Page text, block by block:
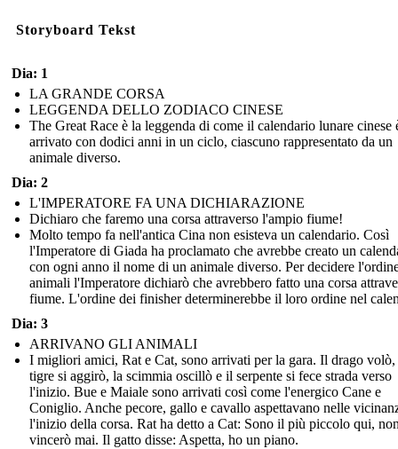
Storyboard Tekst
Dia: 1
LA GRANDE CORSA
LEGGENDA DELLO ZODIACO CINESE
The Great Race è la leggenda di come il calendario lunare cinese
arrivato con dodici anni in un ciclo, ciascuno rappresentato da un
animale diverso.
Dia: 2
L'IMPERATORE FA UNA DICHIARAZIONE
Dichiaro che faremo una corsa attraverso l'ampio fiume!
Molto tempo fa nell'antica Cina non esisteva un calendario. Così
l'Imperatore di Giada ha proclamato che avrebbe creato un
con ogni anno il nome di un animale diverso. Per decidere
animali l'Imperatore dichiarò che avrebbero fatto una corsa
fiume. L'ordine dei finisher determinerebbe il loro ordine nel
Dia: 3
ARRIVANO GLI ANIMALI
I migliori amici, Rat e Cat, sono arrivati per la gara. Il drago volò,
tigre si aggirò, la scimmia oscillò e il serpente si fece strada verso
l'inizio. Bue e Maiale sono arrivati così come l'energico Cane e
Coniglio. Anche pecore, gallo e cavallo aspettavano nelle
l'inizio della corsa. Rat ha detto a Cat: Sono il più piccolo qui,
vincerò mai. Il gatto disse: Aspetta, ho un piano.